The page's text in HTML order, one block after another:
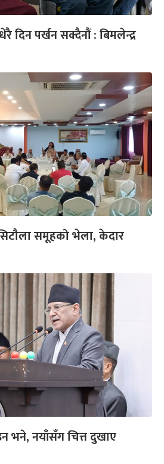
दिन पर्खन सक्दैनौं : बिमलेन्द्र
समूहको भेला, केदार
भने, नयाँसँग चित्त दुखाए